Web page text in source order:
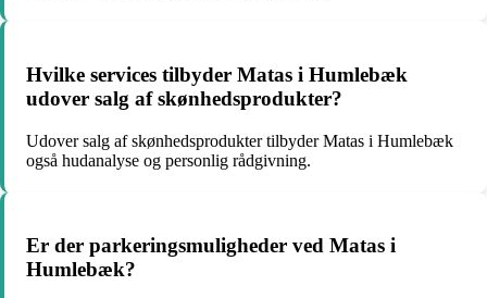
Hvilke services tilbyder Matas i Humlebæk
udover salg af skønhedsprodukter?
Udover salg af skønhedsprodukter tilbyder Matas i Humlebæk
også hudanalyse og personlig rådgivning.
Er der parkeringsmuligheder ved Matas i
Humlebæk?